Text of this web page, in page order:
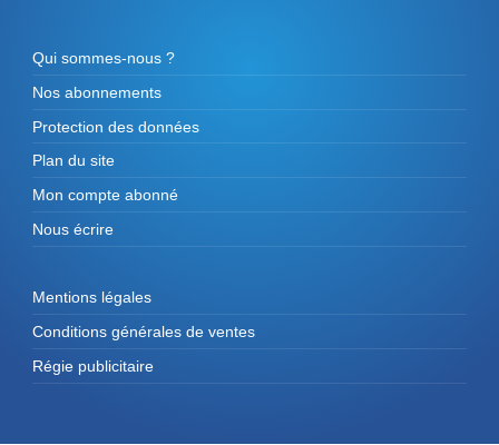
Qui sommes-nous ?
Nos abonnements
Protection des données
Plan du site
Mon compte abonné
Nous écrire
Mentions légales
Conditions générales de ventes
Régie publicitaire